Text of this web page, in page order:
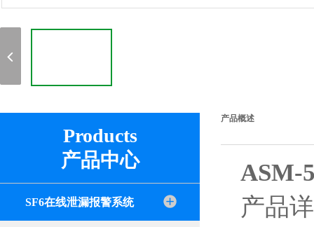
Products
产品中心
SF6在线泄漏报警系统
产品概述
ASM-
产品